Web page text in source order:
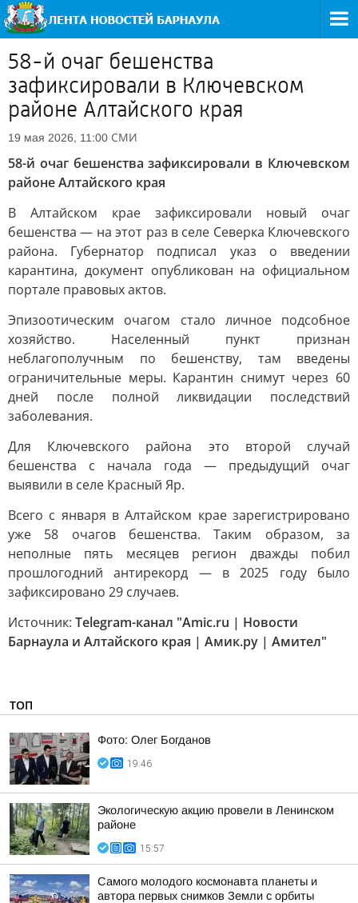
58-й очаг бешенства
зафиксировали в Ключевском
районе Алтайского края
19 мая 2026, 11:00 СМИ
58-й очаг бешенства зафиксировали в Ключевском
районе Алтайского края
В Алтайском крае зафиксировали новый очаг
бешенства — на этот раз в селе Северка Ключевского
района. Губернатор подписал указ о введении
карантина, документ опубликован на официальном
портале правовых актов.
Эпизоотическим очагом стало личное подсобное
хозяйство. Населенный пункт признан
неблагополучным по бешенству, там введены
ограничительные меры. Карантин снимут через 60
дней после полной ликвидации последствий
заболевания.
Для Ключевского района это второй случай
бешенства с начала года — предыдущий очаг
выявили в селе Красный Яр.
Всего с января в Алтайском крае зарегистрировано
уже 58 очагов бешенства. Таким образом, за
неполные пять месяцев регион дважды побил
прошлогодний антирекорд — в 2025 году было
зафиксировано 29 случаев.
Источник: Telegram-канал "Amic.ru | Новости
Барнаула и Алтайского края | Амик.ру | Амител"
ТОП
Фото: Олег Богданов
19:46
Экологическую акцию провели в Ленинском
районе
15:57
Самого молодого космонавта планеты и
автора первых снимков Земли с орбиты